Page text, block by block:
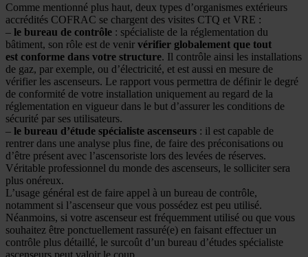
Comme mentionné plus haut, deux types d’organismes extérieurs
accrédités COFRAC se chargent des visites CTQ et VRE :
– le bureau de contrôle : spécialiste de la réglementation du
bâtiment, son rôle est de venir vérifier globalement que tout
est conforme dans votre structure. Il contrôle ainsi les installations
de gaz, par exemple, ou d’électricité, et est aussi en mesure de
vérifier les ascenseurs. Le rapport vous permettra de définir le degré
de conformité de votre installation uniquement au regard de la
réglementation en vigueur dans le but d’assurer les conditions de
sécurité par ses utilisateurs.
– le bureau d’étude spécialiste ascenseurs : il est capable de
rentrer dans une analyse plus fine, de faire des préconisations ou
d’être présent avec l’ascensoriste lors des levées de réserves.
Véritable professionnel du monde des ascenseurs, le solliciter sera
plus onéreux.
L’usage général est de faire appel à un bureau de contrôle,
notamment si l’ascenseur que vous possédez est peu utilisé.
Néanmoins, si votre ascenseur est fréquemment utilisé ou que vous
souhaitez être ponctuellement rassuré(e) en faisant effectuer un
contrôle plus détaillé, le surcoût d’un bureau d’études spécialiste
ascenseurs peut valoir le coup.